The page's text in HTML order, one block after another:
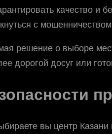
качество и
с
решение о выборе
дорогой досуг или
вы центр